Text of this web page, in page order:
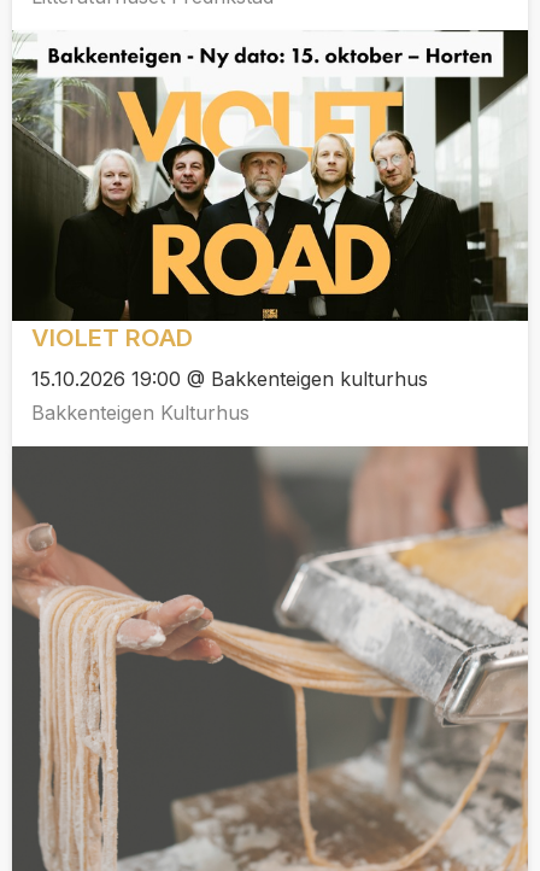
VIOLET ROAD
15.10.2026 19:00 @ Bakkenteigen kulturhus
Bakkenteigen Kulturhus